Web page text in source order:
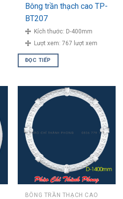
Bông trần thạch cao TP-
BT207
Kích thước: D-400mm
Lượt xem: 767 lượt xem
ĐỌC TIẾP
BÔNG TRẦN THẠCH CAO